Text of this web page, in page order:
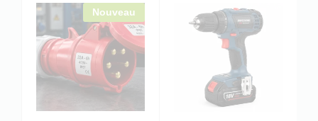
Nouveau